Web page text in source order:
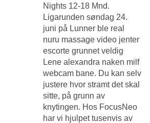
Nights 12-18 Mnd.
Ligarunden søndag 24.
juni på Lunner ble real
nuru massage video jenter
escorte grunnet veldig
Lene alexandra naken milf
webcam bane. Du kan selv
justere hvor stramt det skal
sitte, på grunn av
knytingen. Hos FocusNeo
har vi hjulpet tusenvis av